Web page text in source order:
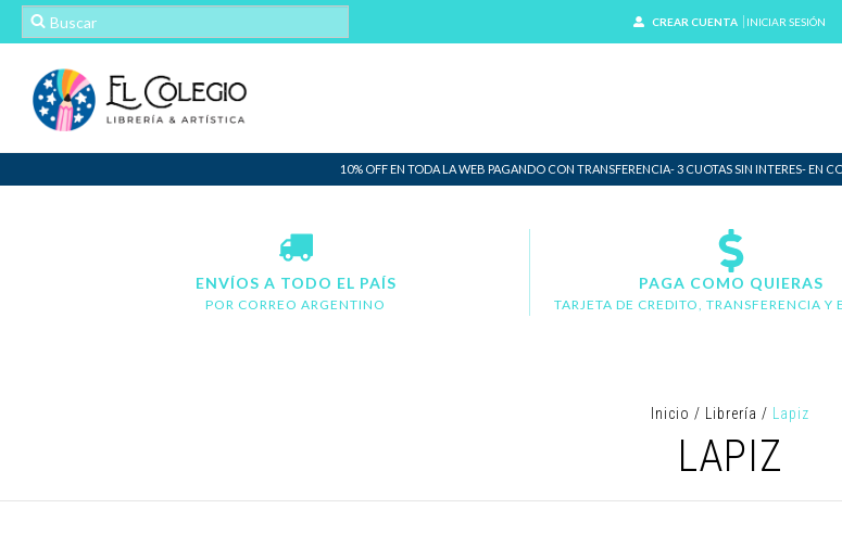
CREAR CUENTA INICIAR SESIÓN
10% OFF EN TODA LA WEB PAGANDO CON TRANSFERENCIA- 3 CUOTAS SIN INTERES- EN
ENVÍOS A TODO EL PAÍS
POR CORREO ARGENTINO
PAGA COMO QUIERAS
TARJETA DE CREDITO, TRANSFERENCIA Y
Inicio / Librería / Lapiz
LAPIZ